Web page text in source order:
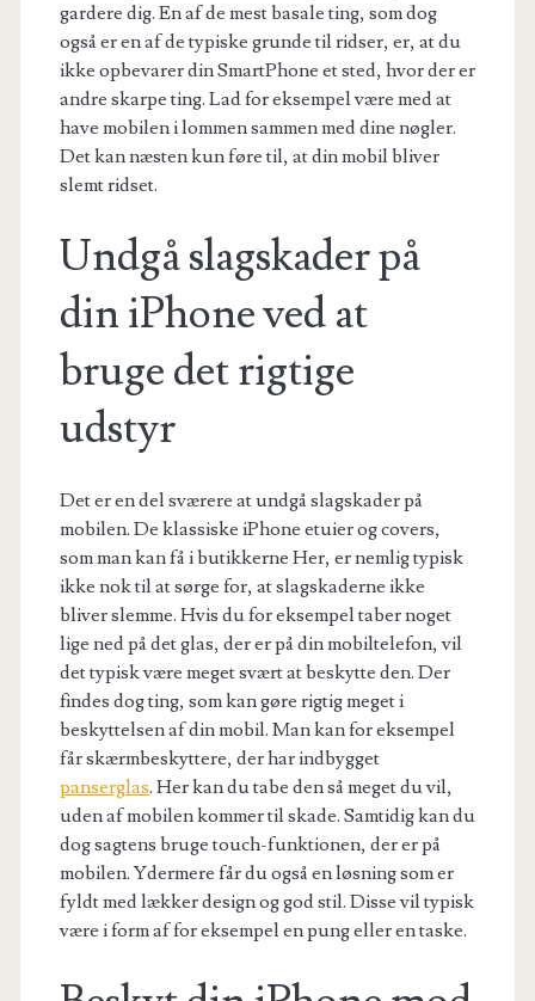
gardere dig. En af de mest basale ting, som dog
også er en af de typiske grunde til ridser, er, at du
ikke opbevarer din SmartPhone et sted, hvor der er
andre skarpe ting. Lad for eksempel være med at
have mobilen i lommen sammen med dine nøgler.
Det kan næsten kun føre til, at din mobil bliver
slemt ridset.
Undgå slagskader på
din iPhone ved at
bruge det rigtige
udstyr
Det er en del sværere at undgå slagskader på
mobilen. De klassiske iPhone etuier og covers,
som man kan få i butikkerne Her, er nemlig typisk
ikke nok til at sørge for, at slagskaderne ikke
bliver slemme. Hvis du for eksempel taber noget
lige ned på det glas, der er på din mobiltelefon, vil
det typisk være meget svært at beskytte den. Der
findes dog ting, som kan gøre rigtig meget i
beskyttelsen af din mobil. Man kan for eksempel
får skærmbeskyttere, der har indbygget
panserglas. Her kan du tabe den så meget du vil,
uden af mobilen kommer til skade. Samtidig kan du
dog sagtens bruge touch-funktionen, der er på
mobilen. Ydermere får du også en løsning som er
fyldt med lækker design og god stil. Disse vil typisk
være i form af for eksempel en pung eller en taske.